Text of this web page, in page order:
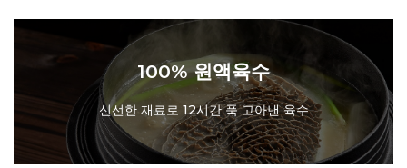
100% 원액육수
신선한 재료로 12시간 푹 고아낸 육수
100% 원액육수
신선한 재료로 12시간 푹 고아낸 육수